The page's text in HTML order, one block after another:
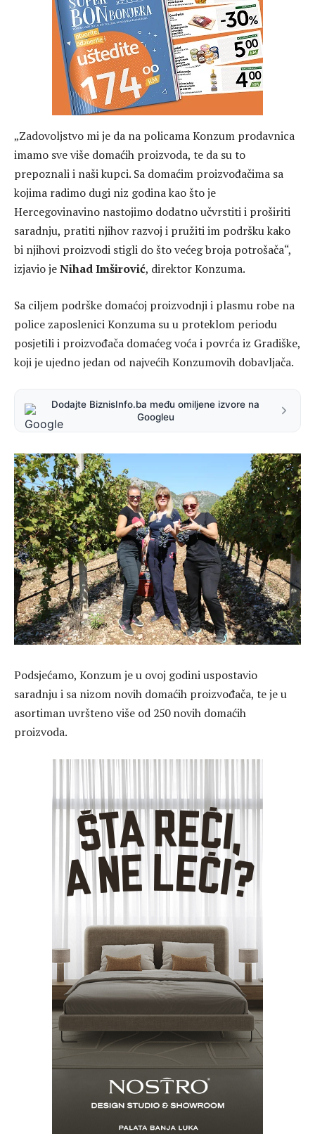
„Zadovoljstvo mi je da na policama Konzum prodavnica
imamo sve više domaćih proizvoda, te da su to
prepoznali i naši kupci. Sa domaćim proizvođačima sa
kojima radimo dugi niz godina kao što je
Hercegovinavino nastojimo dodatno učvrstiti i proširiti
saradnju, pratiti njihov razvoj i pružiti im podršku kako
bi njihovi proizvodi stigli do što većeg broja potrošača“,
izjavio jeNihad Imširović, direktor Konzuma.
Sa ciljem podrške domaćoj proizvodnji i plasmu robe na
police zaposlenici Konzuma su u proteklom periodu
posjetili i proizvođača domaćeg voća i povrća iz Gradiške,
koji je ujedno jedan od najvećih Konzumovih dobavljača.
Dodajte BiznisInfo.ba među omiljene izvore na
Googleu
Podsjećamo, Konzum je u ovoj godini uspostavio
saradnju i sa nizom novih domaćih proizvođača, te je u
asortiman uvršteno više od 250 novih domaćih
proizvoda.